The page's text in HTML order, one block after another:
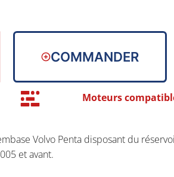
2005 et avant.
une vis : M531
quatre vis : M533
COMMANDER
Moteurs
Volvo Penta disposant du
et avant.